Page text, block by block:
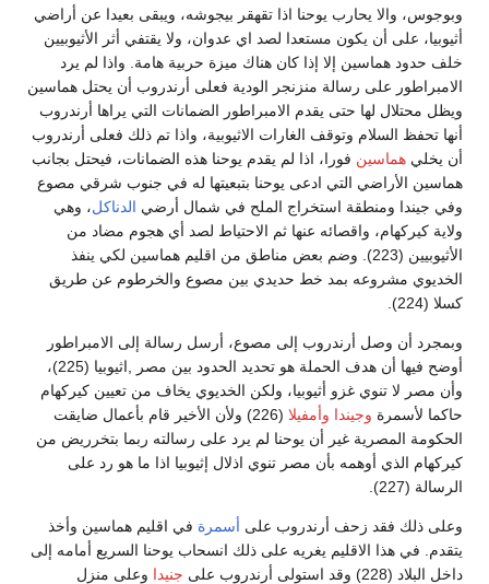
وبوجوس، والا يحارب يوحنا اذا تقهقر بيجوشه، ويبقى بعيدا عن أراضي
أثيوبيا، على أن يكون مستعدا لصد اي عدوان، ولا يقتفي أثر الأثيوبيين
خلف حدود هماسين إلا إذا كان هناك ميزة حربية هامة. واذا لم يرد
الامبراطور على رسالة منزنجر الودية فعلى أرندروب أن يحتل هماسين
ويظل محتلال لها حتى يقدم الامبراطور الضمانات التي يراها أرندروب
أنها تحفظ السلام وتوقف الغارات الاثيوبية، واذا تم ذلك فعلى أرندروب
أن يخلي هماسين فورا، اذا لم يقدم يوحنا هذه الضمانات، فيحتل بجانب
هماسين الأراضي التي ادعى يوحنا بتبعيتها له في جنوب شرقي مصوع
وفي جيندا ومنطقة استخراج الملح في شمال أرضي الدناكل، وهي
ولاية كيركهام، واقصائه عنها ثم الاحتياط لصد أي هجوم مضاد من
الأثيوبيين (223). وضم بعض مناطق من اقليم هماسين لكي ينفذ
الخديوي مشروعه بمد خط حديدي بين مصوع والخرطوم عن طريق
كسلا (224).
وبمجرد أن وصل أرندروب إلى مصوع، أرسل رسالة إلى الامبراطور
أوضح فيها أن هدف الحملة هو تحديد الحدود بين مصر ,اثيوبيا (225)،
وأن مصر لا تنوي غزو أثيوبيا، ولكن الخديوي يخاف من تعيين كيركهام
حاكما لأسمرة وجيندا وأمفيلا
(226) ولأن الأخير قام بأعمال ضايقت
الحكومة المصرية غير أن يوحنا لم يرد على رسالته ربما بتخرريض من
كيركهام الذي أوهمه بأن مصر تنوي اذلال إثيوبيا اذا ما هو رد على
الرسالة (227).
وعلى ذلك فقد زحف أرندروب على أسمرة في اقليم هماسين وأخذ
يتقدم. في هذا الاقليم يغريه على ذلك انسحاب يوحنا السريع أمامه إلى
داخل البلاد (228) وقد استولى أرندروب على
جنيدا وعلى منزل